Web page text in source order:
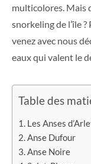
multicolores. Mais
snorkeling de l’île
venez avec nous
eaux qui valent le
Table des
Les Anses
Anse Dufour
Anse Noire